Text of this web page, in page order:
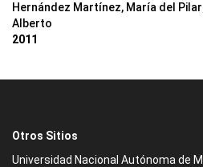
Hernández Martínez, María del Pilar
Alberto
2011
Otros Sitios
Universidad Nacional Autónoma de